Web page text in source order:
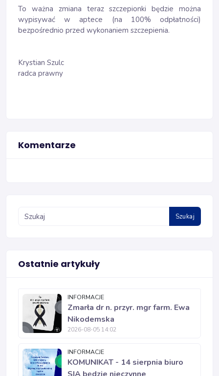
To ważna zmiana teraz szczepionki będzie można
wypisywać w aptece (na 100% odpłatności)
bezpośrednio przed wykonaniem szczepienia.
Krystian Szulc
radca prawny
Komentarze
Szukaj
Ostatnie artykuły
INFORMACJE
Zmarła dr n. przyr. mgr farm. Ewa
Nikodemska
2026-08-05 14:02
INFORMACJE
KOMUNIKAT - 14 sierpnia biuro